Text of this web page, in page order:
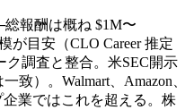
総報酬は概ね $1M〜
が目安（CLO Career 推定
ク調査と整合。米SEC開示
致）。Walmart、Amazon、
業ではこれを超える。株